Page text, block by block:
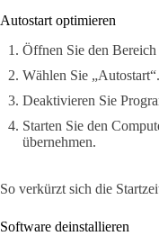
Autostart optimieren
Öffnen Sie den Bereich
Wählen Sie „Autostart“.
Deaktivieren Sie
Starten Sie den
übernehmen.
So verkürzt sich die
Software deinstallieren